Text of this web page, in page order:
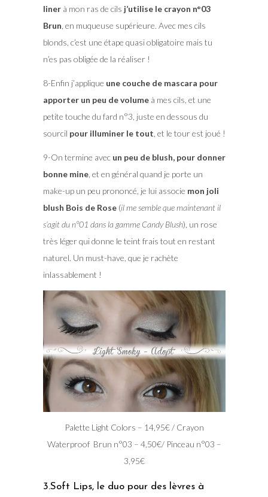
linerà mon ras de cils j’utilise le crayon n°03
Brun , en muqueuse supérieure. Avec mes cils
blonds, c’est une étape quasi obligatoire mais tu
n’es pas obligée de la réaliser !
8-Enfin j’applique une couche de mascara pour
apporter un peu de volumeà mes cils, et une
petite touche du fard n°3, juste en dessous du
sourcil pour illuminer le tout , et le tour est joué !
9-On termine avecun peu de blush, pour donner
bonne mine, et en général quand je porte un
make-up un peu prononcé, je lui associe mon joli
blush Bois de Rose(il me semble que maintenant il
s’agit du n°01 dans la gamme Candy Blush), un rose
très léger qui donne le teint frais tout en restant
naturel. Un must-have, que je rachète
inlassablement !
Palette Light Colors – 14,95€ / Crayon
Waterproof Brun n°03 – 4,50€/ Pinceau n°03 –
3,95€
3.Soft Lips, le duo pour des lèvres à